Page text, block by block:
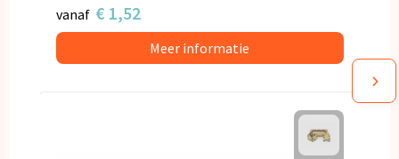
vanaf € 1,52
Meer informatie